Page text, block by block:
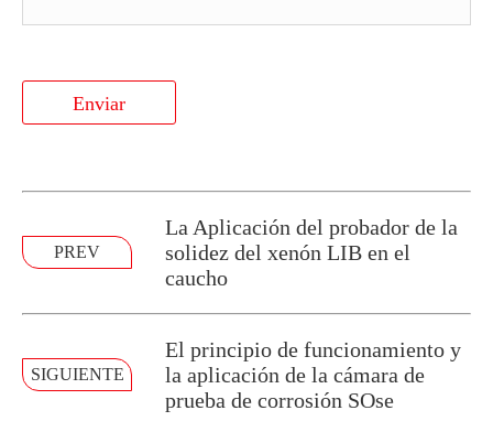
Enviar
PREV
La Aplicación del probador de la
solidez del xenón LIB en el
caucho
SIGUIENTE
El principio de funcionamiento y
la aplicación de la cámara de
prueba de corrosión SOse